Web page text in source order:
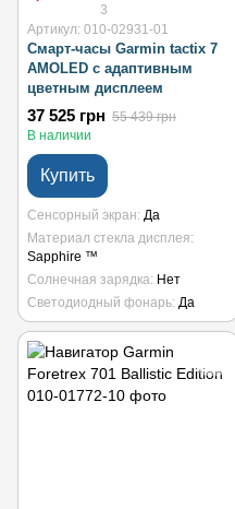
3
Артикул: 010-02931-01
Смарт-часы Garmin tactix 7
AMOLED с адаптивным
цветным дисплеем
37 525 грн 55 439 грн
В наличии
Купить
Сенсорный экран Да
Материал стекла дисплея
Sapphire ™
Солнечная зарядка Нет
Светодиодный фонарь Да